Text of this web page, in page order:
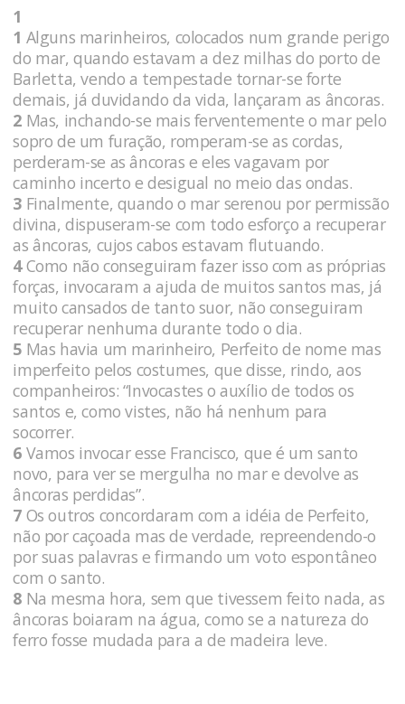
1
1 Alguns marinheiros, colocados num grande perigo
do mar, quando estavam a dez milhas do porto de
Barletta, vendo a tempestade tornar-se forte
demais, já duvidando da vida, lançaram as âncoras.
2 Mas, inchando-se mais ferventemente o mar pelo
sopro de um furação, romperam-se as cordas,
perderam-se as âncoras e eles vagavam por
caminho incerto e desigual no meio das ondas.
3 Finalmente, quando o mar serenou por permissão
divina, dispuseram-se com todo esforço a recuperar
as âncoras, cujos cabos estavam flutuando.
4Como não conseguiram fazer isso com as próprias
forças, invocaram a ajuda de muitos santos mas, já
muito cansados de tanto suor, não conseguiram
recuperar nenhuma durante todo o dia.
5 Mas havia um marinheiro, Perfeito de nome mas
imperfeito pelos costumes, que disse, rindo, aos
companheiros: “Invocastes o auxílio de todos os
santos e, como vistes, não há nenhum para
socorrer.
6 Vamos invocar esse Francisco, que é um santo
novo, para ver se mergulha no mar e devolve as
âncoras perdidas”.
7 Os outros concordaram com a idéia de Perfeito,
não por caçoada mas de verdade, repreendendo-o
por suas palavras e firmando um voto espontâneo
com o santo.
8 Na mesma hora, sem que tivessem feito nada, as
âncoras boiaram na água, como se a natureza do
ferro fosse mudada para a de madeira leve.